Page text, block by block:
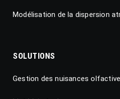
Modélisation de la dispersion
SOLUTIONS
Gestion des nuisances